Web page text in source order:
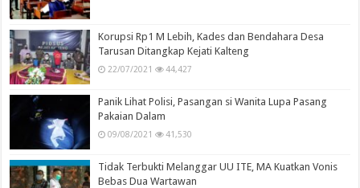
Korupsi Rp1 M Lebih, Kades dan Bendahara Desa
Tarusan Ditangkap Kejati Kalteng
22/07/2021 44,427
Panik Lihat Polisi, Pasangan si Wanita Lupa Pasang
Pakaian Dalam
09/08/2021 41,530
Tidak Terbukti Melanggar UU ITE, MA Kuatkan Vonis
Bebas Dua Wartawan